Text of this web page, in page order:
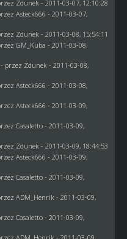
Zdunek - 2011-03-07, 12:10:28
Asteck666 - 2011-03-07,
Zdunek - 2011-03-08, 15:54:11
GM_Kuba - 2011-03-08,
- przez Zdunek - 2011-03-08,
Asteck666 - 2011-03-08,
Asteck666 - 2011-03-09,
Casaletto- 2011-03-09,
Zdunek - 2011-03-09, 18:44:53
Asteck666 - 2011-03-09,
Casaletto- 2011-03-09,
ADM_Henrik - 2011-03-09,
Casaletto- 2011-03-09,